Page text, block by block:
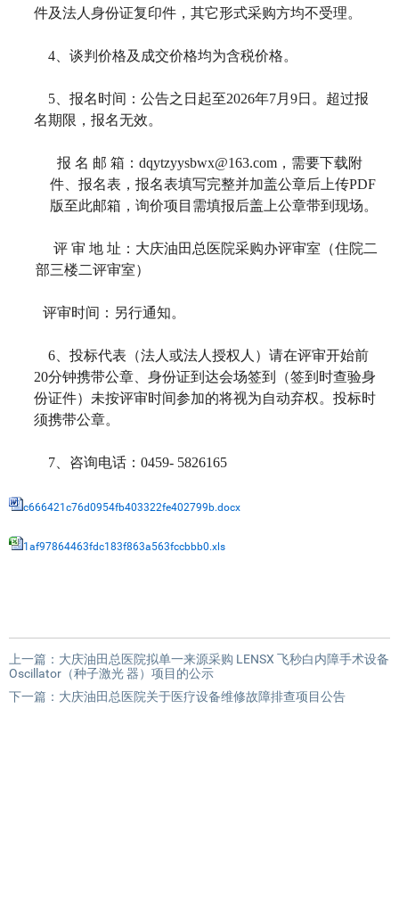
件及法人身份证复印件，其它形式采购方均不受理。
4 、谈判价格及成交价格均为含税价格。
5 、报名时间：公告之日起至2026年7月 9日。超过报
名期限，报名无效。
报 名 邮 箱：dqytzyysbwx@163.com，需要下载附
件、报名表，报名表填写完整并加盖公章后上传PDF
版至此邮箱，询价项目需填报后盖上公章带到现场。
评 审 地 址：大庆油田总医院采购办评审室（住院二
部三楼二评审室）
评审时间：另行通知。
6 、投标代表（法人或法人授权人）请在评审开始前
20分钟携带公章、身份证到达会场签到（签到时查验身
份证件）未按评审时间参加的将视为自动弃权。投标时
须携带公章。
7 、咨询电话：0459- 5826165
c666421c76d0954fb403322fe402799b.docx
1af97864463fdc183f863a563fccbbb0.xls
上一篇： 大庆油田总医院拟单一来源采购 LENSX 飞秒白内障手术设备
Oscillator（种子激光 器）项目的公示
下一篇： 大庆油田总医院关于医疗设备维修故障排查项目公告